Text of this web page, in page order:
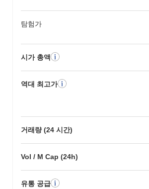
탐험가
시가 총액
역대 최고가
거래량 (24 시간)
Vol / M Cap (24h)
유통 공급